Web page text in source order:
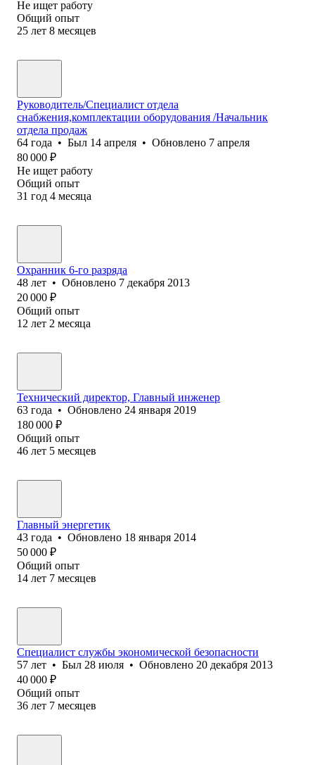
Не ищет работу
Общий опыт
25 лет 8 месяцев
Руководитель/Специалист отдела
снабжения,комплектации оборудования /Начальник
отдела продаж
64 года • Был 14 апреля • Обновлено 7 апреля
80 000 ₽
Не ищет работу
Общий опыт
31 год 4 месяца
Охранник 6-го разряда
48 лет • Обновлено 7 декабря 2013
20 000 ₽
Общий опыт
12 лет 2 месяца
Технический директор, Главный инженер
63 года • Обновлено 24 января 2019
180 000 ₽
Общий опыт
46 лет 5 месяцев
Главный энергетик
43 года • Обновлено 18 января 2014
50 000 ₽
Общий опыт
14 лет 7 месяцев
Специалист службы экономической безопасности
57 лет • Был 28 июля • Обновлено 20 декабря 2013
40 000 ₽
Общий опыт
36 лет 7 месяцев